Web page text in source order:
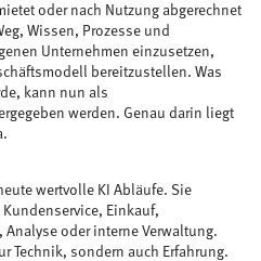
oder nach Nutzung abgerechnet
Wissen, Prozesse und
Unternehmen einzusetzen,
bereitzustellen. Was
kann nun als
werden. Genau darin liegt
wertvolle KI Abläufe. Sie
Einkauf,
oder interne Verwaltung.
Technik, sondern auch Erfahrung.